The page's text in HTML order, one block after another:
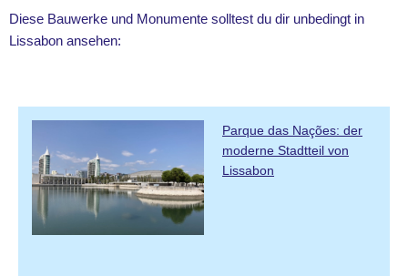
Diese Bauwerke und Monumente solltest du dir unbedingt in
Lissabon ansehen:
Parque das Nações: der
moderne Stadtteil von
Lissabon